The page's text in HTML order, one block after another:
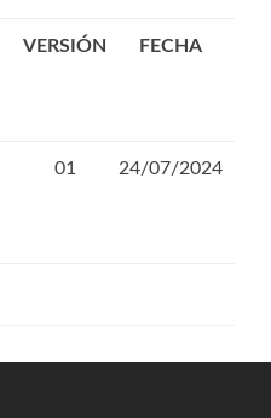
VERSIÓN FECHA
01 24/07/2024